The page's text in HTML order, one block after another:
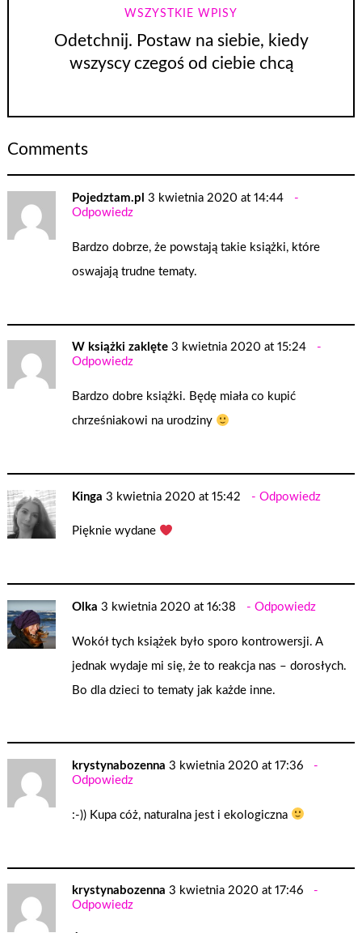
WSZYSTKIE WPISY
Odetchnij. Postaw na siebie, kiedy
wszyscy czegoś od ciebie chcą
Comments
Pojedztam.pl
3 kwietnia 2020 at 14:44
Odpowiedz
Bardzo dobrze, że powstają takie książki, które
oswajają trudne tematy.
W książki zaklęte 3 kwietnia 2020 at 15:24
Odpowiedz
Bardzo dobre książki. Będę miała co kupić
chrześniakowi na urodziny
Kinga 3 kwietnia 2020 at 15:42 Odpowiedz
Pięknie wydane
Olka 3 kwietnia 2020 at 16:38 Odpowiedz
Wokół tych książek było sporo kontrowersji. A
jednak wydaje mi się, że to reakcja nas – dorosłych.
Bo dla dzieci to tematy jak każde inne.
krystynabozenna 3 kwietnia 2020 at 17:36
Odpowiedz
:-)) Kupa cóż, naturalna jest i ekologiczna
krystynabozenna 3 kwietnia 2020 at 17:46
Odpowiedz